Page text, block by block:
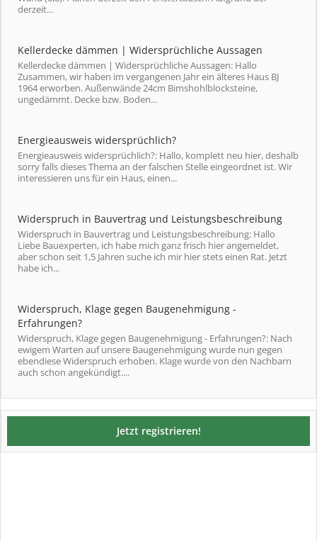
derzeit...
Kellerdecke dämmen | Widersprüchliche Aussagen
Kellerdecke dämmen | Widersprüchliche Aussagen: Hallo
Zusammen, wir haben im vergangenen Jahr ein älteres Haus BJ
1964 erworben. Außenwände 24cm Bimshohlblocksteine,
ungedämmt. Decke bzw. Boden...
Energieausweis widersprüchlich?
Energieausweis widersprüchlich?: Hallo, komplett neu hier, deshalb
sorry falls dieses Thema an der falschen Stelle eingeordnet ist. Wir
interessieren uns für ein Haus, einen...
Widerspruch in Bauvertrag und Leistungsbeschreibung
Widerspruch in Bauvertrag und Leistungsbeschreibung: Hallo
Liebe Bauexperten, ich habe mich ganz frisch hier angemeldet,
aber schon seit 1,5 Jahren suche ich mir hier stets einen Rat. Jetzt
habe ich...
Widerspruch, Klage gegen Baugenehmigung -
Erfahrungen?
Widerspruch, Klage gegen Baugenehmigung - Erfahrungen?: Nach
ewigem Warten auf unsere Baugenehmigung wurde nun gegen
ebendiese Widerspruch erhoben. Klage wurde von den Nachbarn
auch schon angekündigt....
Jetzt registrieren!